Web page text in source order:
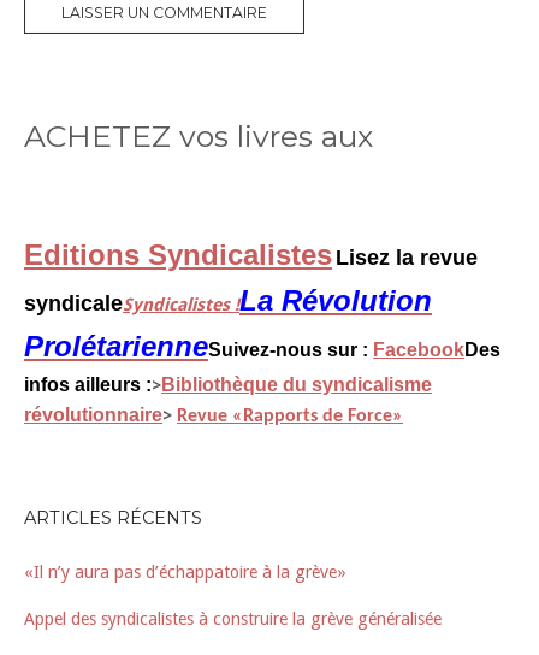
ACHETEZ vos livres aux
Editions Syndicalistes Lisez la revue
syndicaleSyndicalistes !La Révolution
ProlétarienneSuivez-nous sur : FacebookDes
infos ailleurs :>Bibliothèque du syndicalisme
révolutionnaire> Revue «Rapports de Force»
ARTICLES RÉCENTS
«Il n’y aura pas d’échappatoire à la grève»
Appel des syndicalistes à construire la grève généralisée